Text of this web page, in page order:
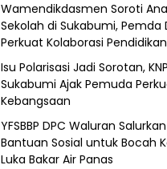
Wamendikdasmen Soroti
Sekolah di Sukabumi, Pemda
Perkuat Kolaborasi Pendidikan
Isu Polarisasi Jadi Sorotan,
Sukabumi Ajak Pemuda
Kebangsaan
YFSBBP DPC Waluran Salurkan
Bantuan Sosial untuk Bocah
Luka Bakar Air Panas